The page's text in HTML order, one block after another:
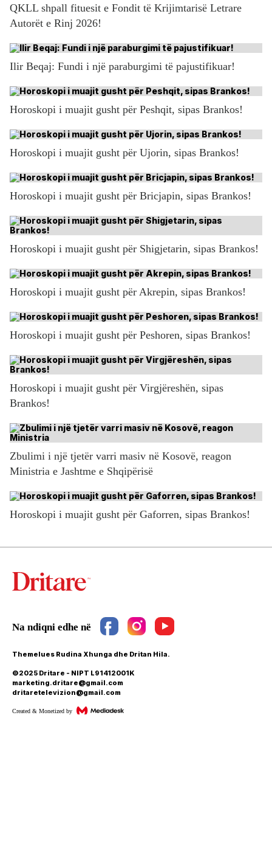
QKLL shpall fituesit e Fondit të Krijimtarisë Letrare
Autorët e Rinj 2026!
Ilir Beqaj: Fundi i një paraburgimi të pajustifikuar!
Horoskopi i muajit gusht për Peshqit, sipas Brankos!
Horoskopi i muajit gusht për Ujorin, sipas Brankos!
Horoskopi i muajit gusht për Bricjapin, sipas Brankos!
Horoskopi i muajit gusht për Shigjetarin, sipas Brankos!
Horoskopi i muajit gusht për Akrepin, sipas Brankos!
Horoskopi i muajit gusht për Peshoren, sipas Brankos!
Horoskopi i muajit gusht për Virgjëreshën, sipas
Brankos!
Zbulimi i një tjetër varri masiv në Kosovë, reagon
Ministria e Jashtme e Shqipërisë
Horoskopi i muajit gusht për Gaforren, sipas Brankos!
Themelues Rudina Xhunga dhe Dritan Hila.
©2025 Dritare - NIPT L91412001K
marketing.dritare@gmail.com
dritaretelevizion@gmail.com
Created & Monetized by